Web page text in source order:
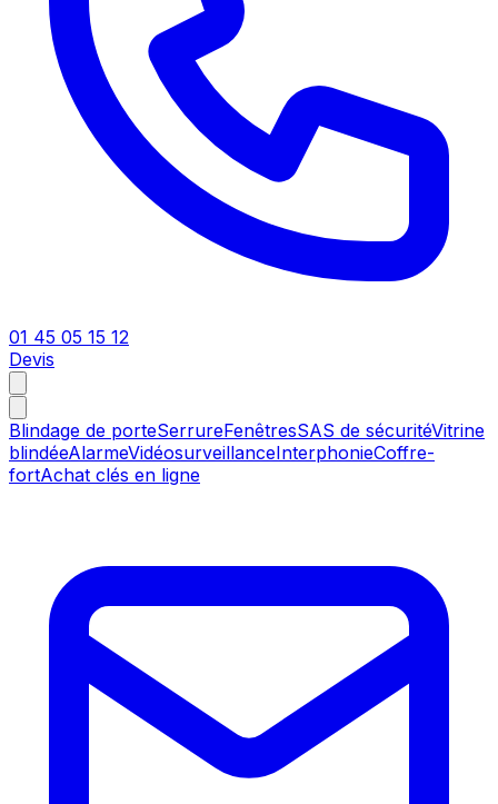
01 45 05 15 12
Devis
Blindage de porteSerrureFenêtresSAS de sécuritéVitrine
blindéeAlarmeVidéosurveillanceInterphonieCoffre-
fortAchat clés en ligne